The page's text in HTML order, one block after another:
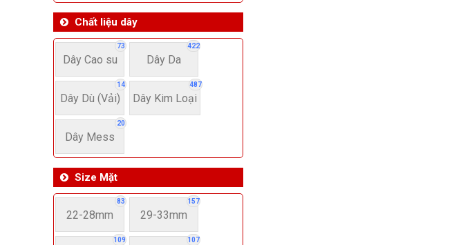
Chất liệu dây
73
Dây Cao su
422
Dây Da
14
Dây Dù (Vải)
487
Dây Kim Loại
20
Dây Mess
Size Mặt
83
22-28mm
157
29-33mm
109 107